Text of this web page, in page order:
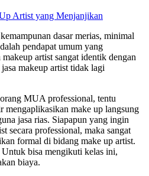
dasar merias, minimal
pendapat umum yang
artist sangat identik dengan
makeup artist tidak lagi
MUA professional, tentu
mengaplikasikan make up langsung
jasa rias. Siapapun yang ingin
secara professional, maka sangat
formal di bidang make up artist.
bisa mengikuti kelas ini,
biaya.